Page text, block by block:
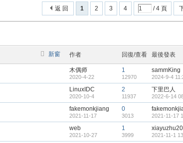
1 2 3 4 / 4 頁
返 回
新窗 作者 回復/查看 最後發表
木偶师
2020-4-22
1
12970
sammKing
2024-9-4
LinuxIDC
2020-10-4
2
11937
下里巴人
2022-6-14
fakemonkjiang
2021-11-17
0
3013 2021-11-17
web
2021-10-27
1
3999 2021-11-1